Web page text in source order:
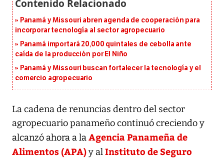
Panamá y Missouri abren agenda de cooperación para
incorporar tecnología al sector agropecuario
Panamá importará 20,000 quintales de cebolla ante
caída de la producción por El Niño
Panamá y Missouri buscan fortalecer la tecnología y el
comercio agropecuario
La cadena de renuncias dentro del sector
agropecuario panameño continuó creciendo y
alcanzó ahora a laAgencia Panameña de
Alimentos (APA)y alInstituto de Seguro